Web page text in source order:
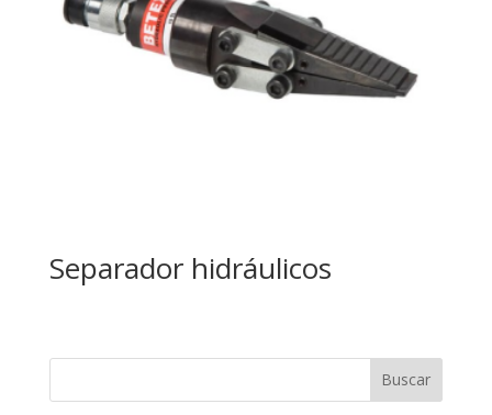
Separador hidráulicos
Buscar